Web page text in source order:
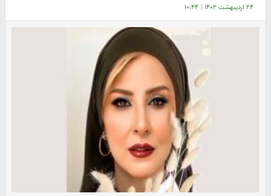
۲۴ اردیبهشت ۱۴۰۲ | ۱۰:۴۴